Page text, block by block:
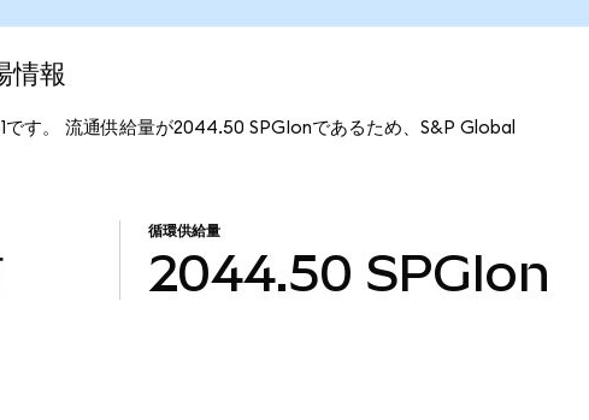
報
す。 流通供給量が2044.50 SPGIonであるため、S&P Global
循環供給量
2044.50 SPGIon